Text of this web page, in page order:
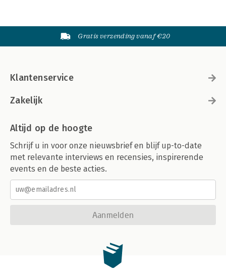
Gratis verzending vanaf €20
Klantenservice
Zakelijk
Altijd op de hoogte
Schrijf u in voor onze nieuwsbrief en blijf up-to-date
met relevante interviews en recensies, inspirerende
events en de beste acties.
Aanmelden